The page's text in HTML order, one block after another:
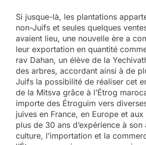
Si jusque-là, les plantations
non-Juifs et seules quelques
avaient lieu, une nouvelle ère a
leur exportation en quantité
rav Dahan, un élève de la
des arbres, accordant ainsi à de
Juifs la possibilité de réaliser cet
de la Mitsva grâce à l’Étrog
importe des Étroguim vers
juives en France, en Europe et
plus de 30 ans d’expérience à
culture, l’importation et la